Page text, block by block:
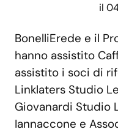
il
BonelliErede e il
hanno assistito
assistito i soci di
Linklaters Studio
Giovanardi Studio
Iannaccone e